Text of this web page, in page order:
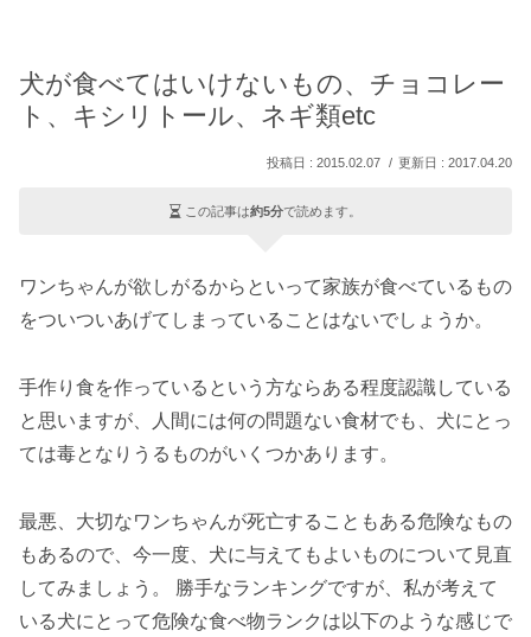
犬が食べてはいけないもの、チョコレー
ト、キシリトール、ネギ類etc
2015.02.07 2017.04.20
この記事は約5分で読めます。
ワンちゃんが欲しがるからといって家族が食べているもの
をついついあげてしまっていることはないでしょうか。
手作り食を作っているという方ならある程度認識している
と思いますが、人間には何の問題ない食材でも、犬にとっ
ては毒となりうるものがいくつかあります。
最悪、大切なワンちゃんが死亡することもある危険なもの
もあるので、今一度、犬に与えてもよいものについて見直
してみましょう。 勝手なランキングですが、私が考えて
いる犬にとって危険な食べ物ランクは以下のような感じで